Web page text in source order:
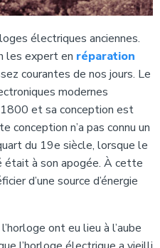
électriques anciennes.
les expert en réparation
courantes de nos jours. Le
modernes
et sa conception est
conception n’a pas connu un
du 19e siècle, lorsque le
était à son apogée. À cette
d’une source d’énergie
ont eu lieu à l’aube